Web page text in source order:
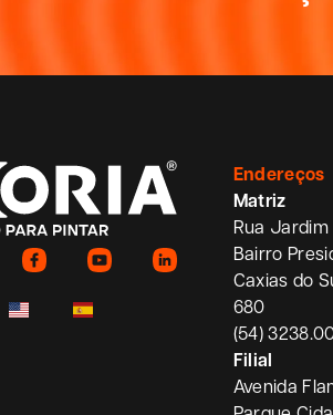
Endereços
Matriz
Rua
Bairro
Caxias do
680
(54)
Filial
Avenida